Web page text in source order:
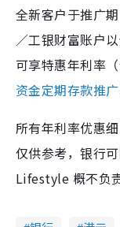
全新客户于推广
／工银财富账户
可享特惠年利率
资金定期存款推广
所有年利率优惠
仅供参考，银行
Lifestyle 概不负